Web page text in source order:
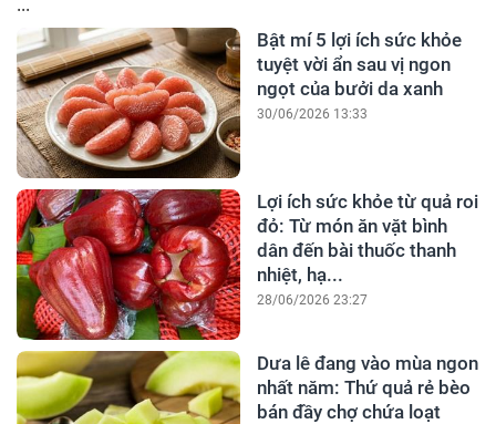
Bật mí 5 lợi ích sức khỏe
tuyệt vời ẩn sau vị ngon
ngọt của bưởi da xanh
30/06/2026 13:33
Lợi ích sức khỏe từ quả roi
đỏ: Từ món ăn vặt bình
dân đến bài thuốc thanh
nhiệt, hạ...
28/06/2026 23:27
Dưa lê đang vào mùa ngon
nhất năm: Thứ quả rẻ bèo
bán đầy chợ chứa loạt